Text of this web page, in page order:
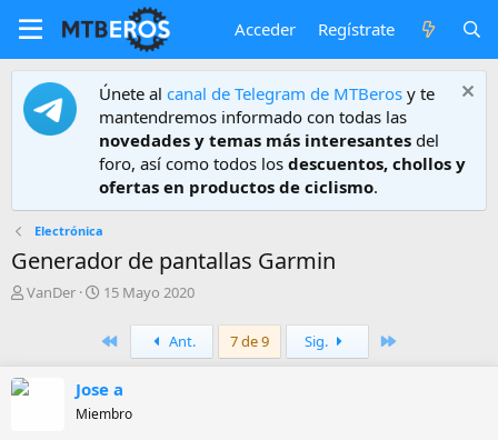
Acceder Regístrate
Únete al canal de Telegram de MTBeros y te
mantendremos informado con todas las
novedades y temas más interesantes del
foro, así como todos los descuentos, chollos y
ofertas en productos de ciclismo.
Electrónica
Generador de pantallas Garmin
A
VanDer
F
c
h
d
e
15 Mayo 2020
PrimeroAnt. 7 de 9 Sig.
Jose a
Miembro